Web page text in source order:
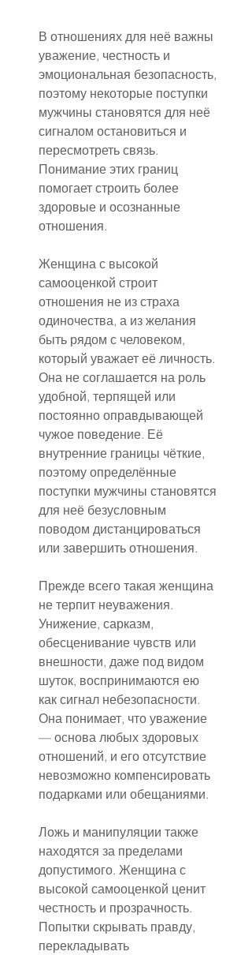
В отношениях для неё важны
уважение, честность и
эмоциональная безопасность,
поэтому некоторые поступки
мужчины становятся для неё
сигналом остановиться и
пересмотреть связь.
Понимание этих границ
помогает строить более
здоровые и осознанные
отношения.
Женщина с высокой
самооценкой строит
отношения не из страха
одиночества, а из желания
быть рядом с человеком,
который уважает её личность.
Она не соглашается на роль
удобной, терпящей или
постоянно оправдывающей
чужое поведение. Её
внутренние границы чёткие,
поэтому определённые
поступки мужчины становятся
для неё безусловным
поводом дистанцироваться
или завершить отношения.
Прежде всего такая женщина
не терпит неуважения.
Унижение, сарказм,
обесценивание чувств или
внешности, даже под видом
шуток, воспринимаются ею
как сигнал небезопасности.
Она понимает, что уважение
— основа любых здоровых
отношений, и его отсутствие
невозможно компенсировать
подарками или обещаниями.
Ложь и манипуляции также
находятся за пределами
допустимого. Женщина с
высокой самооценкой ценит
честность и прозрачность.
Попытки скрывать правду,
перекладывать